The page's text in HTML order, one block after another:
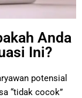
Anda
Ini?
potensial
“tidak cocok”